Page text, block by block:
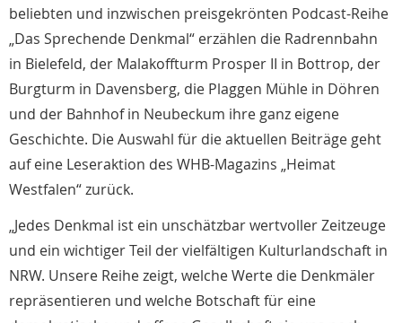
beliebten und inzwischen preisgekrönten Podcast-Reihe
„Das Sprechende Denkmal“ erzählen die Radrennbahn
in Bielefeld, der Malakoffturm Prosper II in Bottrop, der
Burgturm in Davensberg, die Plaggen Mühle in Döhren
und der Bahnhof in Neubeckum ihre ganz eigene
Geschichte. Die Auswahl für die aktuellen Beiträge geht
auf eine Leseraktion des WHB-Magazins „Heimat
Westfalen“ zurück.
„Jedes Denkmal ist ein unschätzbar wertvoller Zeitzeuge
und ein wichtiger Teil der vielfältigen Kulturlandschaft in
NRW. Unsere Reihe zeigt, welche Werte die Denkmäler
repräsentieren und welche Botschaft für eine